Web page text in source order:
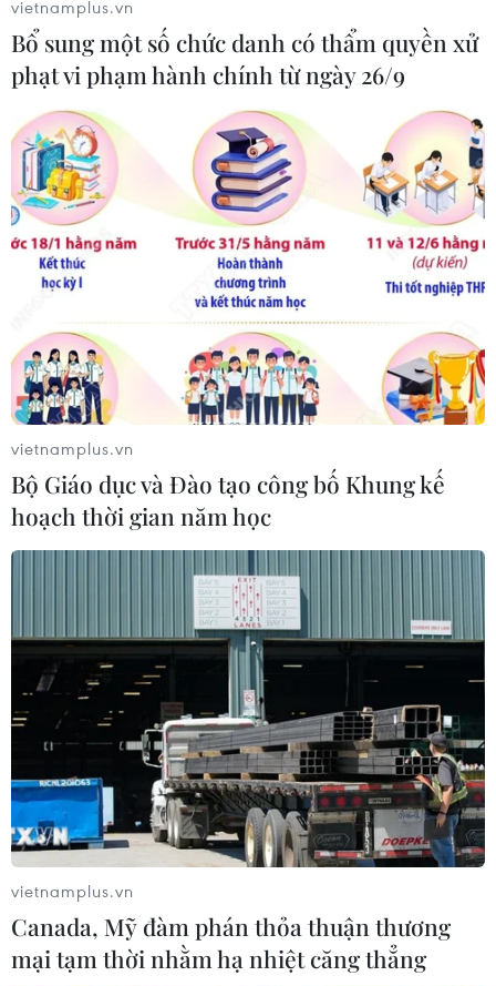
Ông Hoàng Quốc Vượng khẳng định quản lý,
kiểm tra chặt chẽ, không để xảy ra tiêu cực, tư
lợi. Bên cạnh tiến độ, sẽ chú trọng tạo cảnh
quan để có một dự án xanh, đẹp, an toàn, hiệu
quả./.
(TTXVN/Vietnam+)
#PVN
#phát điện
#Phó Thủ tướng Lê Văn Thành
#Thái Bình
Hưng Yên
Thái Bình
Theo dõi VietnamPlus
TIN LIÊN QUAN
vietnamplus.vn
Bổ sung một số chức danh có thẩm quyền xử
phạt vi phạm hành chính từ ngày 26/9
vietnamplus.vn
Bộ Giáo dục và Đào tạo công bố Khung kế
hoạch thời gian năm học
vietnamplus.vn
Canada, Mỹ đàm phán thỏa thuận thương
mại tạm thời nhằm hạ nhiệt căng thẳng